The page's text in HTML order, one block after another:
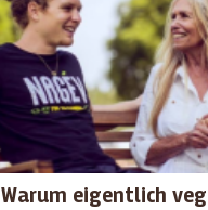
Warum eigentlich